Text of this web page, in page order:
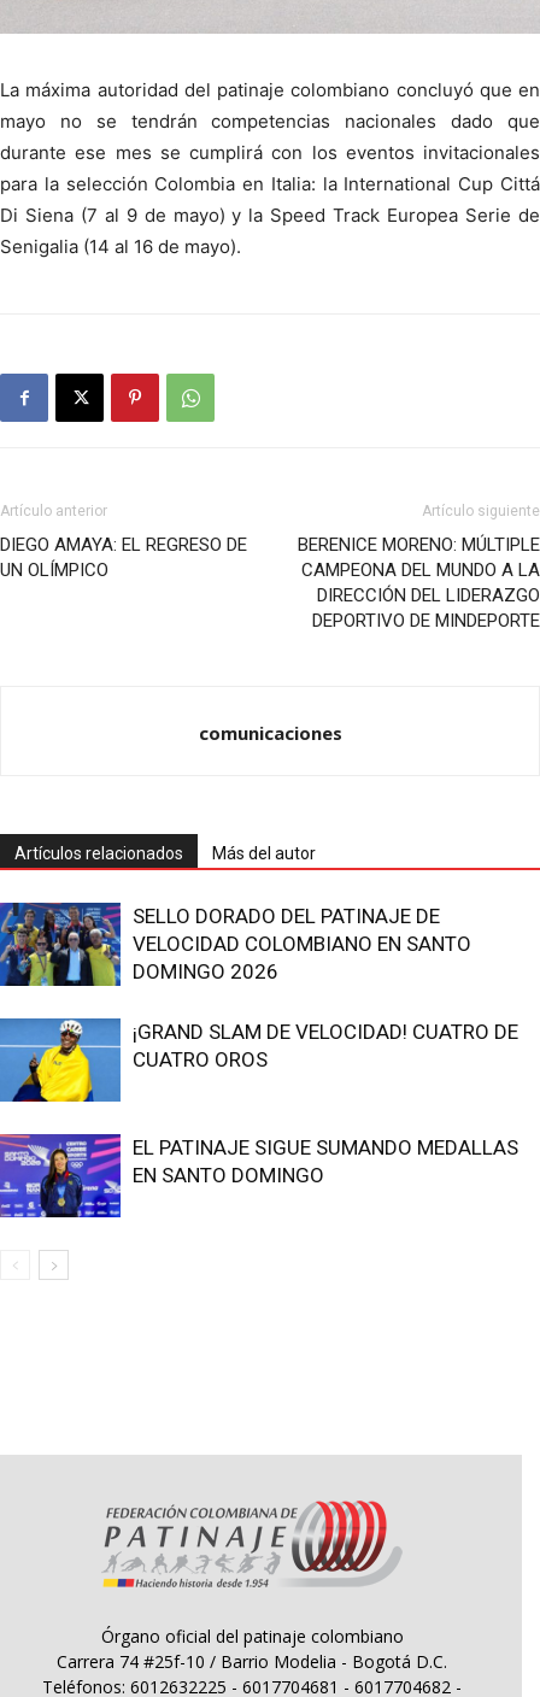
La máxima autoridad del patinaje colombiano concluyó que en
mayo no se tendrán competencias nacionales dado que
durante ese mes se cumplirá con los eventos invitacionales
para la selección Colombia en Italia: la International Cup Cittá
Di Siena (7 al 9 de mayo) y la Speed Track Europea Serie de
Senigalia (14 al 16 de mayo).
Artículo anterior
DIEGO AMAYA: EL REGRESO DE
UN OLÍMPICO
Artículo siguiente
BERENICE MORENO: MÚLTIPLE
CAMPEONA DEL MUNDO A LA
DIRECCIÓN DEL LIDERAZGO
DEPORTIVO DE MINDEPORTE
comunicaciones
Artículos relacionados Más del autor
SELLO DORADO DEL PATINAJE DE
VELOCIDAD COLOMBIANO EN SANTO
DOMINGO 2026
¡GRAND SLAM DE VELOCIDAD! CUATRO DE
CUATRO OROS
EL PATINAJE SIGUE SUMANDO MEDALLAS
EN SANTO DOMINGO
Órgano oficial del patinaje colombiano
Carrera 74 #25f-10 / Barrio Modelia - Bogotá D.C.
Teléfonos: 6012632225 - 6017704681 - 6017704682 -